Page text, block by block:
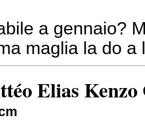
a gennaio?
maglia la do
Elias